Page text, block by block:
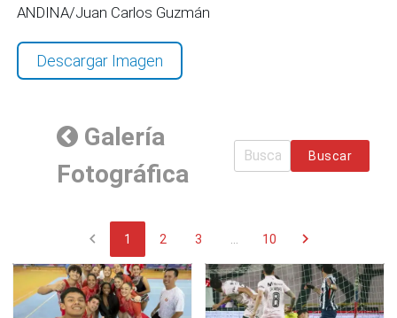
ANDINA/Juan Carlos Guzmán
Descargar Imagen
Galería
Fotográfica
Buscar
chevron_left 1 2 3 10 chevron_right